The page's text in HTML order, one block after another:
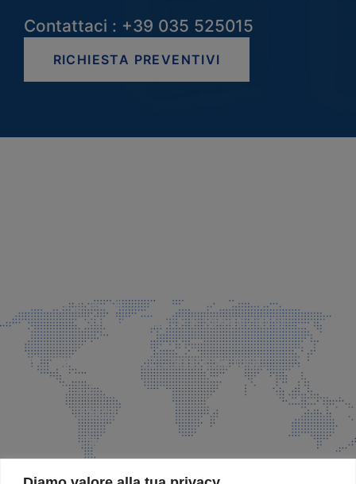
Contattaci : +39 035 525015
RICHIESTA PREVENTIVI
info@faeg.it
COMMERCIALE E SPEDIZIONI
Via Padre Elzi, 32 Grassobbio (BG)
035 525015
035 335037
info@faeg.it
SITE MAP